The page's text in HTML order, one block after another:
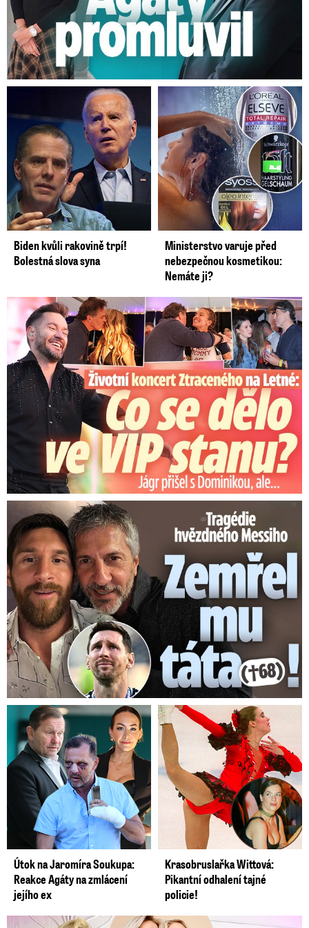
prohřešek.“ Například v dobrovolnických
záložáckých jednotkách BARS mohou úředníci
získat status účastníka speciální vojenské
operace, ačkoli na frontě ani nebyli.
Video se připravuje ...
Putin před Silvestrem vyznamenal vojáky z
ukrajinské invaze.
Zdroj: Kreml
Biden kvůli rakovině trpí!
Bolestná slova syna
Ministerstvo varuje před
nebezpečnou kosmetikou:
Nemáte ji?
Koncert Ztraceného na Letné: Jágr přišel s Dominikou, ale...
Tragédie hvězdného Messiho: Zemřel mu táta (†68)!
Útok na Jaromíra Soukupa:
Reakce Agáty na zmlácení
jejího ex
Krasobruslařka Wittová:
Pikantní odhalení tajné
policie!